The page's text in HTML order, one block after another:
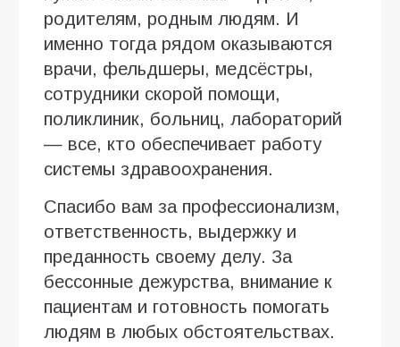
родителям, родным людям. И
именно тогда рядом оказываются
врачи, фельдшеры, медсёстры,
сотрудники скорой помощи,
поликлиник, больниц, лабораторий
— все, кто обеспечивает работу
системы здравоохранения.
Спасибо вам за профессионализм,
ответственность, выдержку и
преданность своему делу. За
бессонные дежурства, внимание к
пациентам и готовность помогать
людям в любых обстоятельствах.